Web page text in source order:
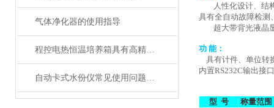
气体净化器的使用指导
程控电热恒温培养箱具有高精确度的温度控制系统
自动卡式水份仪常见使用问题分析
人性化设计、结构
具有全自动故障检测
超大带背光液晶显
功 能：
具有计件、单位转
内置RS232C输出接
型 号
称量范围